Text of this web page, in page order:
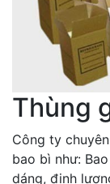
Thùng
Công ty
bao bì như:
dáng, định